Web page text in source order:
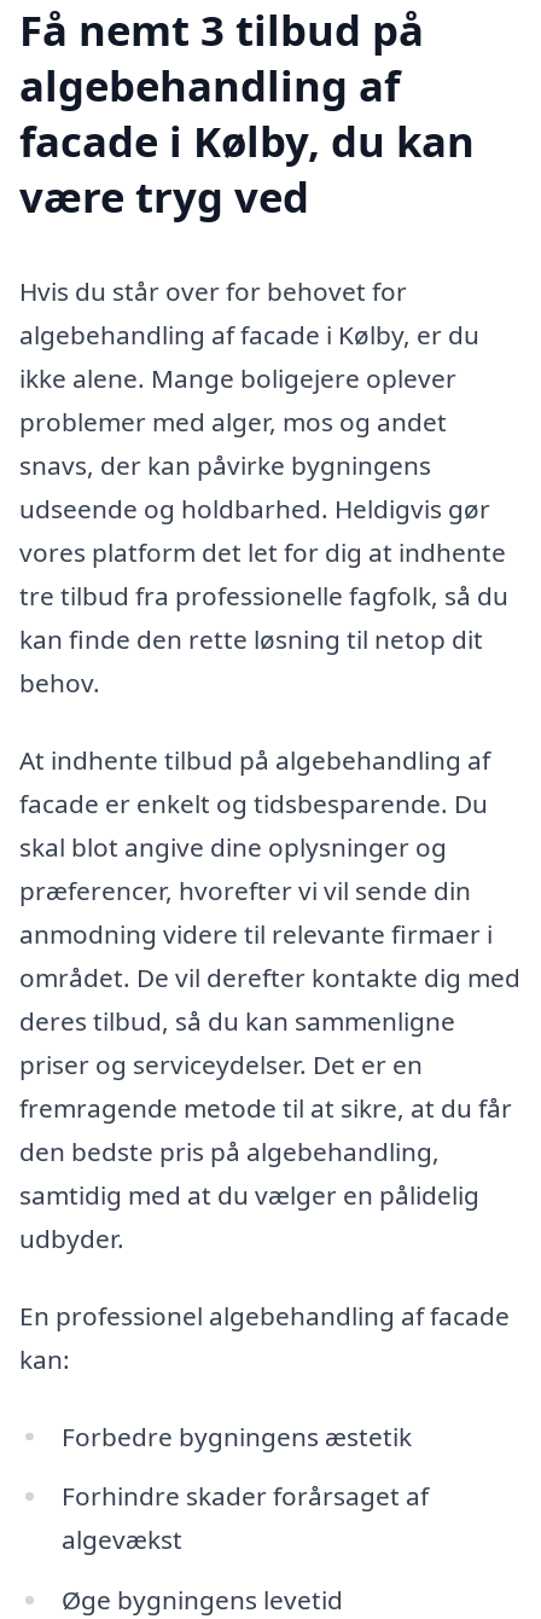
Få nemt 3 tilbud på
algebehandling af
facade i Kølby, du kan
være tryg ved
Hvis du står over for behovet for
algebehandling af facade i Kølby, er du
ikke alene. Mange boligejere oplever
problemer med alger, mos og andet
snavs, der kan påvirke bygningens
udseende og holdbarhed. Heldigvis gør
vores platform det let for dig at indhente
tre tilbud fra professionelle fagfolk, så du
kan finde den rette løsning til netop dit
behov.
At indhente tilbud på algebehandling af
facade er enkelt og tidsbesparende. Du
skal blot angive dine oplysninger og
præferencer, hvorefter vi vil sende din
anmodning videre til relevante firmaer i
området. De vil derefter kontakte dig med
deres tilbud, så du kan sammenligne
priser og serviceydelser. Det er en
fremragende metode til at sikre, at du får
den bedste pris på algebehandling,
samtidig med at du vælger en pålidelig
udbyder.
En professionel algebehandling af facade
kan:
Forbedre bygningens æstetik
Forhindre skader forårsaget af
algevækst
Øge bygningens levetid